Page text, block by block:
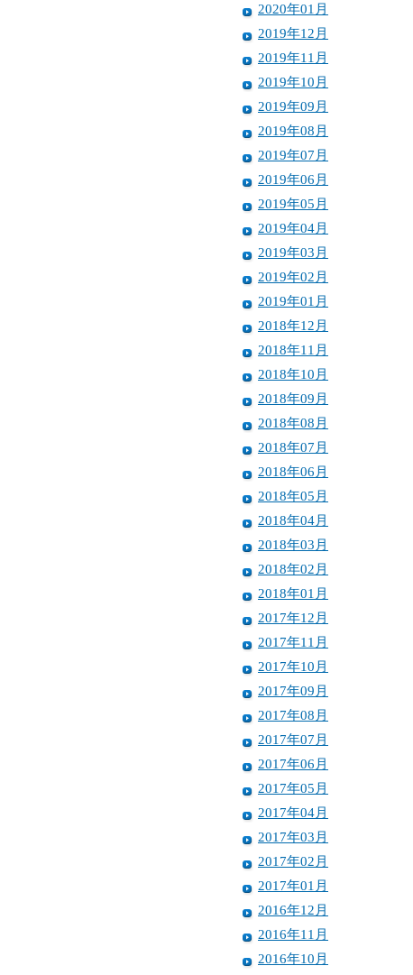
2020年01月
2019年12月
2019年11月
2019年10月
2019年09月
2019年08月
2019年07月
2019年06月
2019年05月
2019年04月
2019年03月
2019年02月
2019年01月
2018年12月
2018年11月
2018年10月
2018年09月
2018年08月
2018年07月
2018年06月
2018年05月
2018年04月
2018年03月
2018年02月
2018年01月
2017年12月
2017年11月
2017年10月
2017年09月
2017年08月
2017年07月
2017年06月
2017年05月
2017年04月
2017年03月
2017年02月
2017年01月
2016年12月
2016年11月
2016年10月